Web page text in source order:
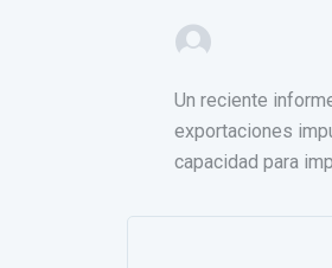
Un reciente
exportaciones
capacidad para